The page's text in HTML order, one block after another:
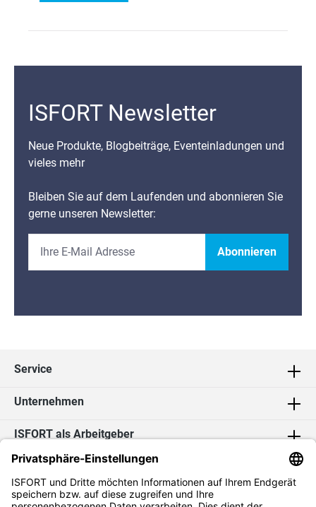
ISFORT Newsletter
Neue Produkte, Blogbeiträge, Eventeinladungen und
vieles mehr
Bleiben Sie auf dem Laufenden und abonnieren Sie
gerne unseren Newsletter:
Abonnieren
Service
Unternehmen
ISFORT als Arbeitgeber
Kontakt
Social Media